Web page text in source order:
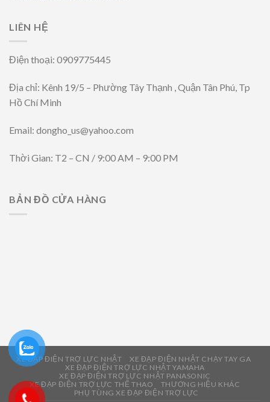
LIÊN HỆ
Điện thoại: 0909775445
Địa chỉ: Kênh 19/5 – Phường Tây Thạnh , Quận Tân Phú, Tp
Hồ Chí Minh
Email: dongho_us@yahoo.com
Thời Gian: T2 – CN / 9:00 AM – 9:00 PM
BẢN ĐỒ CỬA HÀNG
XE ĐẠP ĐIỆN TRỢ LỰC NHẬT
XE ĐẠP ĐIỆN NHẬT CHẠY TAY GA
XE ĐẠP ĐIỆN TRỢ LỰC NHẬT YAMAHA
XE ĐẠP ĐIỆN TRỢ LỰC NHẬT PANASONIC
XE ĐẠP ĐIỆN TRỢ LỰC THỂ THAO
THƯƠNG HIỆU KHÁC
PHỤ TÙNG XE ĐẠP ĐIỆN TRỢ LỰC